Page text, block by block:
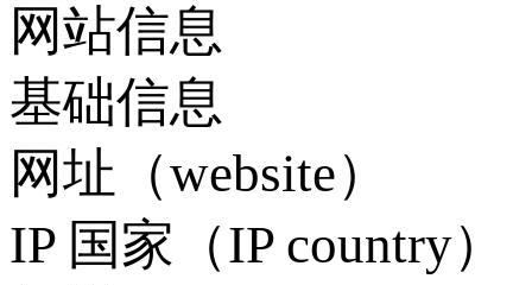
网站信息
基础信息
网址（website）
IP 国家（IP country）